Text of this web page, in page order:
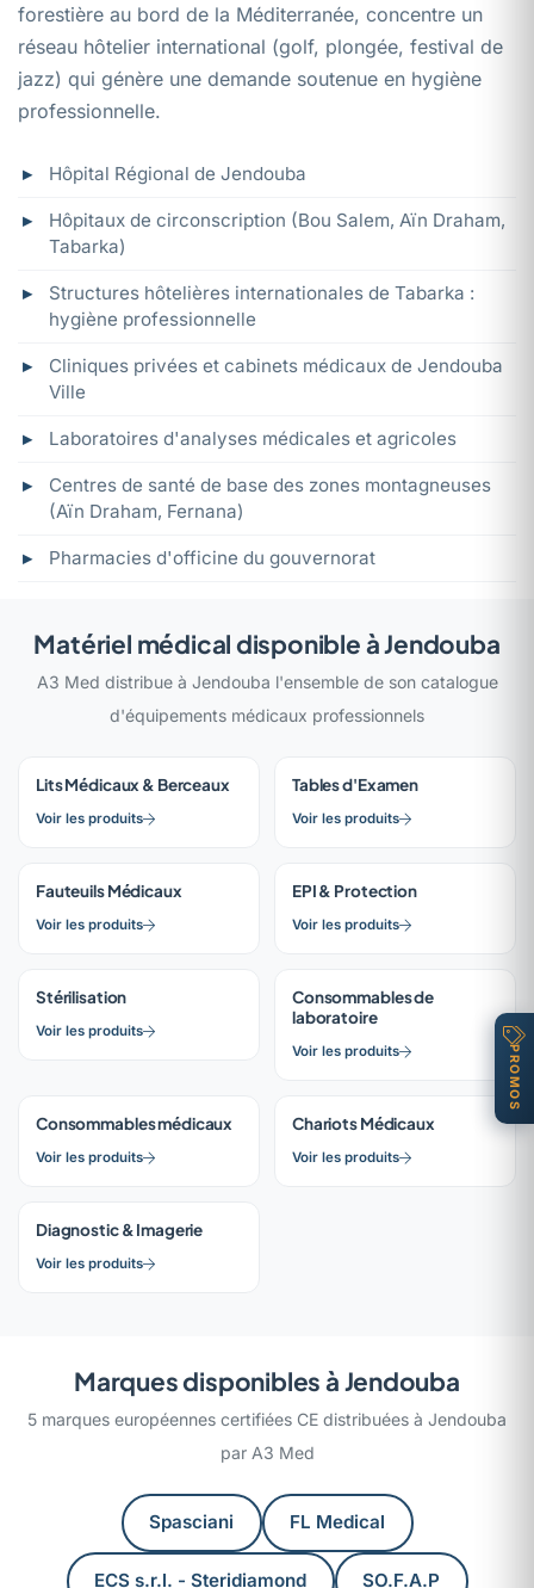
forestière au bord de la Méditerranée, concentre un
réseau hôtelier international (golf, plongée, festival de
jazz) qui génère une demande soutenue en hygiène
professionnelle.
Hôpital Régional de Jendouba
Hôpitaux de circonscription (Bou Salem, Aïn Draham,
Tabarka)
Structures hôtelières internationales de Tabarka :
hygiène professionnelle
Cliniques privées et cabinets médicaux de Jendouba
Ville
Laboratoires d'analyses médicales et agricoles
Centres de santé de base des zones montagneuses
(Aïn Draham, Fernana)
Pharmacies d'officine du gouvernorat
Matériel médical disponible à Jendouba
A3 Med distribue à Jendouba l'ensemble de son catalogue
d'équipements médicaux professionnels
Lits Médicaux & Berceaux
Voir les produits
Tables d'Examen
Voir les produits
Fauteuils Médicaux
Voir les produits
EPI & Protection
Voir les produits
Stérilisation
Voir les produits
Consommables de
laboratoire
Voir les produits
Consommables médicaux
Voir les produits
Chariots Médicaux
Voir les produits
Diagnostic & Imagerie
Voir les produits
Marques disponibles à Jendouba
5 marques européennes certifiées CE distribuées à Jendouba
par A3 Med
Spasciani FL Medical
ECS s.r.l. - Steridiamond SO.F.A.P
PROMOS